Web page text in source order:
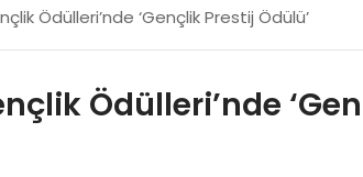
Ödülleri’nde ‘Gençlik Prestij Ödülü’
Ödülleri’nde